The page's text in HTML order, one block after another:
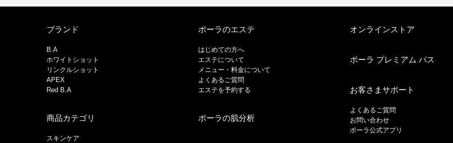
ブランド
B.A
ホワイトショット
リンクルショット
APEX
Red B.A
商品カテゴリ
スキンケア
ポーラのエステ
はじめての方へ
エステについて
メニュー・料金について
よくあるご質問
エステを予約する
ポーラの肌分析
オンラインストア
ポーラ プレミアム パス
お客さまサポート
よくあるご質問
お問い合わせ
ポーラ公式アプリ